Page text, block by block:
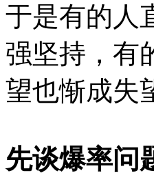
于是有的人
强坚持，有
望也惭成失
先谈爆率问